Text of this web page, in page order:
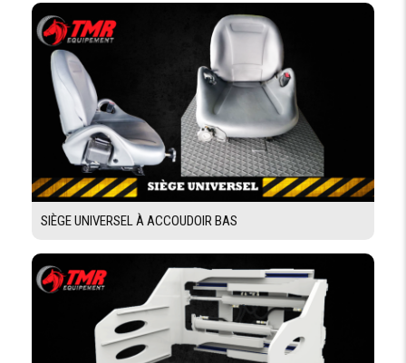
SIÈGE UNIVERSEL À ACCOUDOIR BAS